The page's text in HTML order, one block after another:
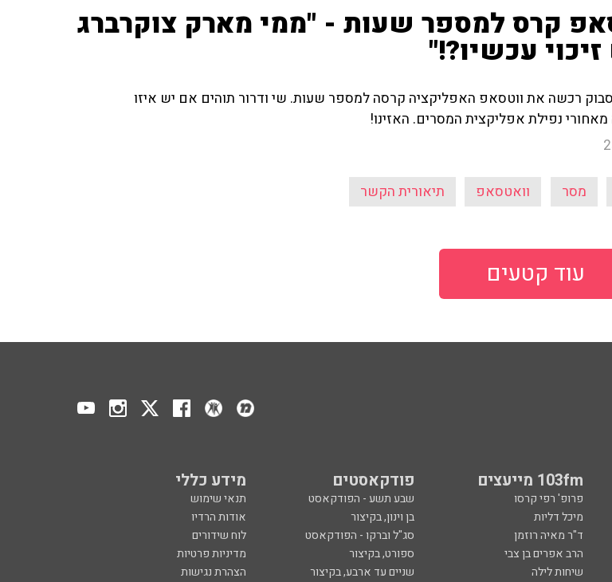
קרס למספר שעות - "ממי מארק צוקרברג
עכשיו?!"
רכשה את ווטסאפ האפליקציה קרסה למספר שעות. שי ודרור תוהים אם יש איזו
מאחורי נפילת אפליקצית המסרים. האזינו!
מסר וואטסאפ תיאורית הקשר
עוד קטעים
103fm מייעצים פודקאסטים מידע כללי
פרופ' רפי קרסו שבע תשע - הפודקאסט
תנאי שימוש
מיכל דליות בן וינון, בקיצור
אודות הרדיו
ד"ר מאיה רוזמן סג"ל וברקו - הפודקאסט
לוח שידורים
הרב אפרים בן צבי ספורט, בקיצור
מדיניות פרטיות
שיחות לילה שניים עד ארבע, בקיצור
הצהרת נגישות